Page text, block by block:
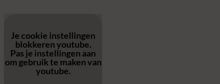
Je cookie instellingen
blokkeren youtube.
Pas je instellingen aan
om gebruik te maken van
youtube.